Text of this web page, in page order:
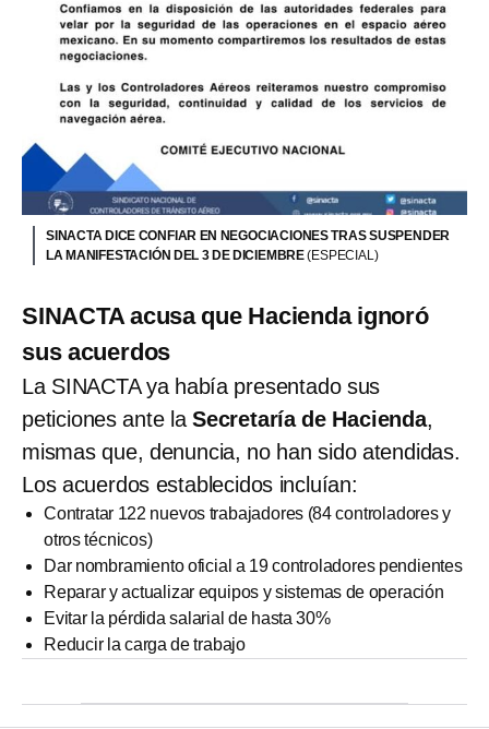
SINACTA DICE CONFIAR EN NEGOCIACIONES TRAS SUSPENDER
LA MANIFESTACIÓN DEL 3 DE DICIEMBRE(ESPECIAL)
SINACTA acusa que Hacienda ignoró
sus acuerdos
La SINACTA ya había presentado sus
peticiones ante laSecretaría de Hacienda,
mismas que, denuncia, no han sido atendidas.
Los acuerdos establecidos incluían:
Contratar 122 nuevos trabajadores (84 controladores y
otros técnicos)
Dar nombramiento oficial a 19 controladores pendientes
Reparar y actualizar equipos y sistemas de operación
Evitar la pérdida salarial de hasta 30%
Reducir la carga de trabajo